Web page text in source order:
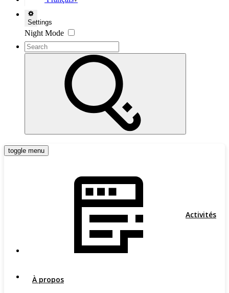
Settings
Night Mode
toggle menu
Activités
À propos